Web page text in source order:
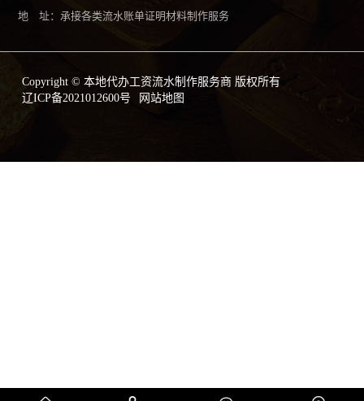
地 址：承接各类流水账单证明材料制作服务
Copyright © 本地代办工资流水制作服务商 版权所有
辽ICP备2021012600号
网站地图